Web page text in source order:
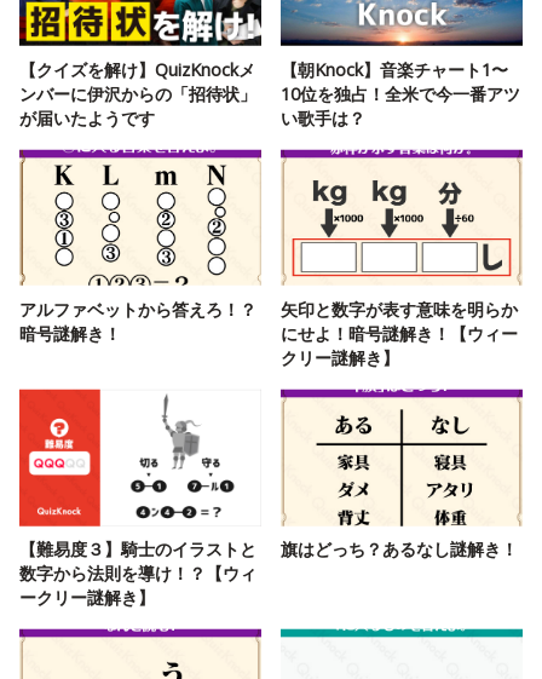
【クイズを解け】QuizKnockメ
ンバーに伊沢からの「招待状」
が届いたようです
【朝Knock】音楽チャート1〜
10位を独占！全米で今一番アツ
い歌手は？
アルファベットから答えろ！？
暗号謎解き！
矢印と数字が表す意味を明らか
にせよ！暗号謎解き！【ウィー
クリー謎解き】
【難易度３】騎士のイラストと
数字から法則を導け！？【ウィ
ークリー謎解き】
旗はどっち？あるなし謎解き！